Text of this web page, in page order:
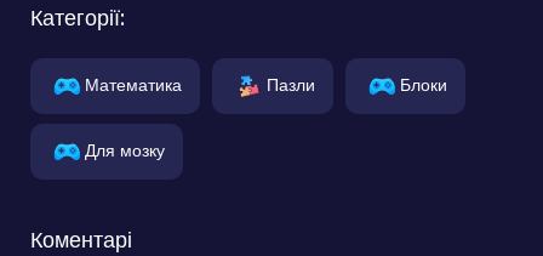
Категорії:
Математика Пазли Блоки
Для мозку
Коментарі